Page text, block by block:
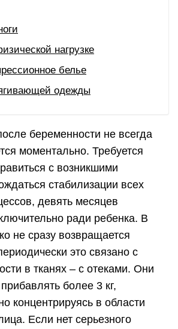
нагрузке
белье
одежды
беременности не всегда
моментально. Требуется
с возникшими
стабилизации всех
девять месяцев
ради ребенка. В
не сразу возвращается
это связано с
в тканях – с отеками. Они
более 3 кг,
концентрируясь в области
Если нет серьезного